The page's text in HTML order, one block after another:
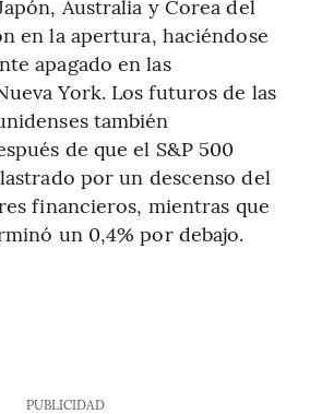
Australia y Corea del
en la apertura, haciéndose
apagado en las
York. Los futuros de las
también
de que el S&P 500
por un descenso del
financieros, mientras que
un 0,4% por debajo.
PUBLICIDAD